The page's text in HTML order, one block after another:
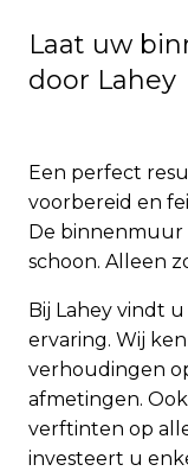
Laat uw
door Lahey
Een perfect
voorbereid en
De binnenmuur
schoon. Alleen
Bij Lahey vindt
ervaring. Wij
verhoudingen
afmetingen.
verftinten op
investeert u